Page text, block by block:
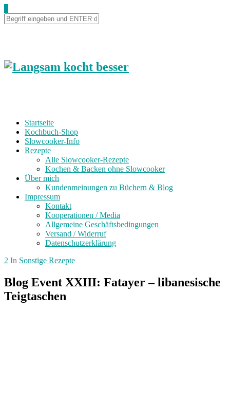
Startseite
Kochbuch-Shop
Slowcooker-Info
Rezepte
Alle Slowcooker-Rezepte
Kochen & Backen ohne Slowcooker
Über mich
Kundenmeinungen zu Büchern & Blog
Impressum
Kontakt
Kooperationen / Media
Allgemeine Geschäftsbedingungen
Versand / Widerruf
Datenschutzerklärung
2 In Sonstige Rezepte
Blog Event XXIII: Fatayer – libanesische
Teigtaschen